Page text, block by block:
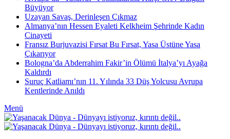
Büyüyor
Uzayan Savaş, Derinleşen Çıkmaz
Almanya’nın Hessen Eyaleti Kelkheim Şehrinde Kadın
Cinayeti
Fransız Burjuvazisi Fırsat Bu Fırsat, Yasa Üstüne Yasa
Çıkarıyor
Bologna’da Abderrahim Fakir’in Ölümü İtalya’yı Ayağa
Kaldırdı
Suruç Katliamı’nın 11. Yılında 33 Düş Yolcusu Avrupa
Kentlerinde Anıldı
Menü